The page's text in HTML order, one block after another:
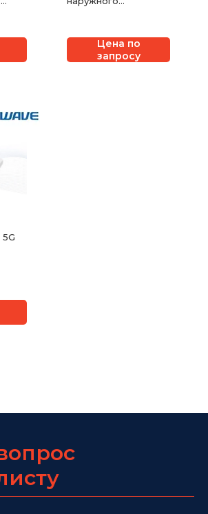
Цена по
запросу